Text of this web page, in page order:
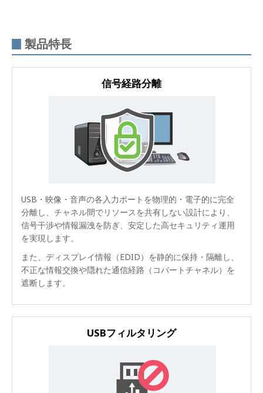
製品特長
信号経路分離
USB・映像・音声の各入力ポートを物理的・電子的に完全
分離し、チャネル間でリソースを共有しない設計により、
信号干渉や情報漏洩を防ぎ、安定した高セキュリティ運用
を実現します。
また、ディスプレイ情報（EDID）を静的に保持・隔離し、
不正な情報交換や隠れた通信経路（コバートチャネル）を
遮断します。
USBフィルタリング